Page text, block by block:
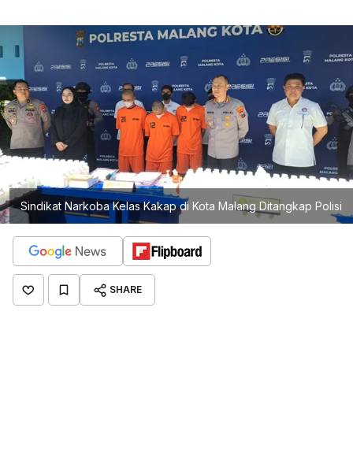
Sindikat Narkoba Kelas Kakap di Kota Malang Ditangkap Polisi
SHARE